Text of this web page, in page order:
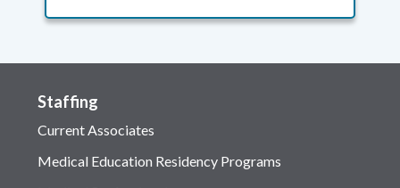
Staffing
Current Associates
Medical Education Residency Programs